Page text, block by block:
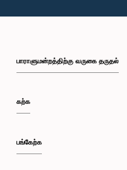
பாராளுமன்றத்திற்கு வருகை தருதல்
கற்க
பங்கேற்க